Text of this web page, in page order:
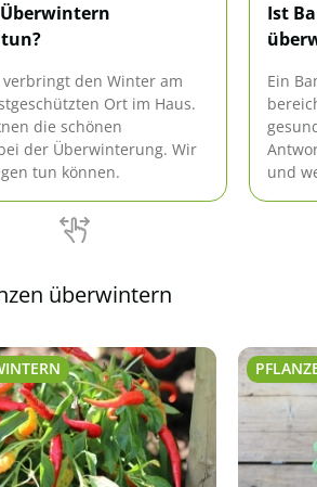
den Winter am
Ort im Haus.
die schönen
der Überwinterung. Wir
tun können.
Ist
Ein
und
überwintern